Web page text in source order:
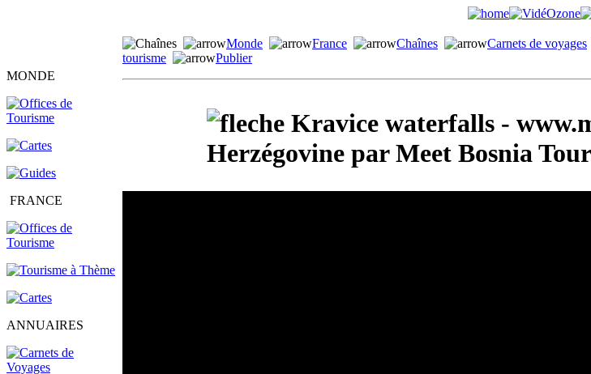
MONDE
FRANCE
ANNUAIRES
Monde France Chaînes Carnets de voyages
tourisme
Publier
Kravice waterfalls -
Herzégovine par Meet Bosnia